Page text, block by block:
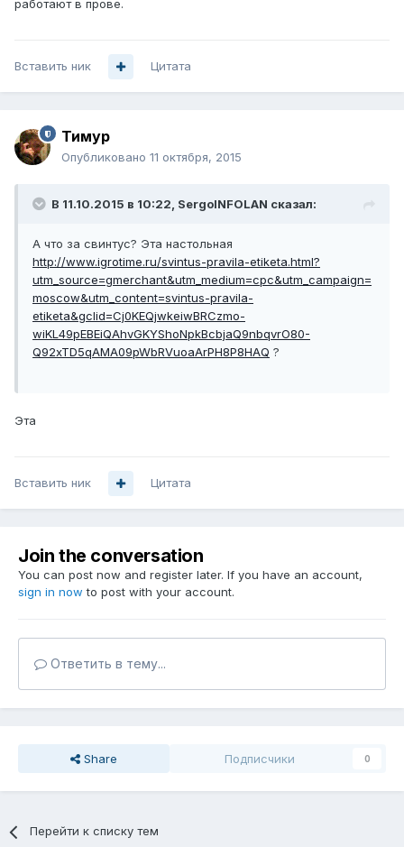
работают в прове.
Вставить ник Цитата
Тимур
Опубликовано 11 октября, 2015
В 11.10.2015 в 10:22, SergoINFOLAN сказал:
А что за свинтус? Эта настольная
http://www.igrotime.ru/svintus-pravila-etiketa.html?
utm_source=gmerchant&utm_medium=cpc&utm_campaign=
moscow&utm_content=svintus-pravila-
etiketa&gclid=Cj0KEQjwkeiwBRCzmo-
wiKL49pEBEiQAhvGKYShoNpkBcbjaQ9nbqvrO80-
Q92xTD5qAMA09pWbRVuoaArPH8P8HAQ ?
Эта
Вставить ник Цитата
Join the conversation
You can post now and register later. If you have an account,
sign in now to post with your account.
Ответить в тему...
Share Подписчики 0
Перейти к списку тем